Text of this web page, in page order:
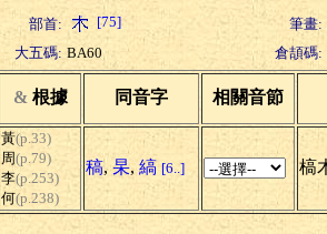
部首: [75]
筆畫:
大五碼: BA60 倉頡碼:
& 根據 同音字 相關音節
黃(p.33)
周(p.79)
李(p.253)
何(p.238)
稿, 杲, 縞 [6..] 槁